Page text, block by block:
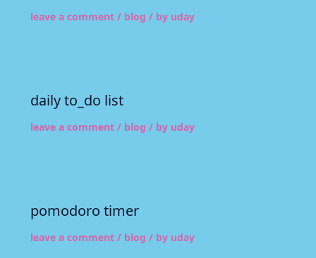
leave a comment / blog / by uday
daily to_do list
leave a comment / blog / by uday
pomodoro timer
leave a comment / blog / by uday